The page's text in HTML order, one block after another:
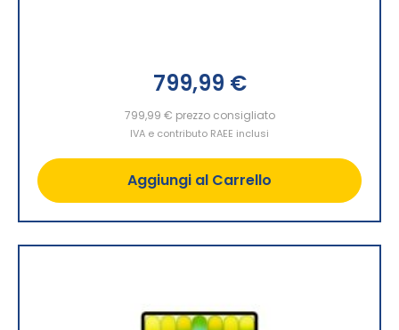
799,99 €
799,99 € prezzo consigliato
IVA e contributo RAEE inclusi
Aggiungi al Carrello